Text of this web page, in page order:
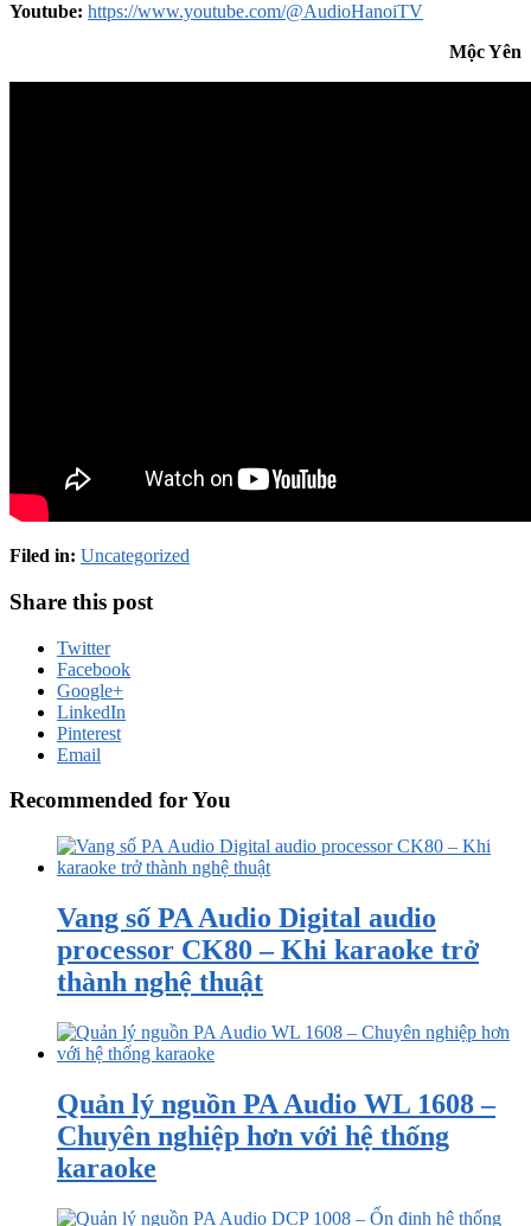
Youtube: https://www.youtube.com/@AudioHanoiTV
Mộc Yên
Filed in: Uncategorized
Share this post
Twitter
Facebook
Google+
LinkedIn
Pinterest
Email
Recommended for You
Vang số PA Audio Digital audio
processor CK80 – Khi karaoke trở
thành nghệ thuật
Quản lý nguồn PA Audio WL 1608 –
Chuyên nghiệp hơn với hệ thống
karaoke